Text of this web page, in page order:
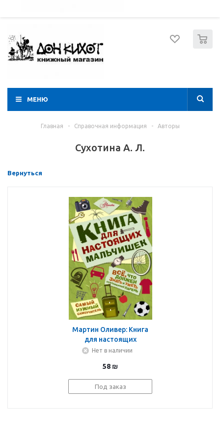
МЕНЮ
Главная - Справочная информация - Авторы
Сухотина А. Л.
Вернуться
Мартин Оливер: Книга
для настоящих
мальчишек
Нет в наличии
58 ₪
Под заказ